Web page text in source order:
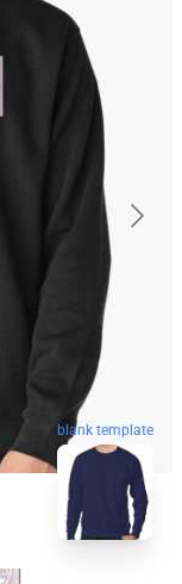
blank template